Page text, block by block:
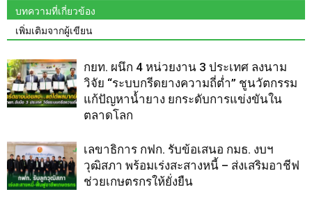
บทความที่เกี่ยวข้อง
เพิ่มเติมจากผู้เขียน
กยท. ผนึก 4 หน่วยงาน 3 ประเทศ ลงนาม
วิจัย “ระบบกรีดยางความถี่ต่ำ” ชูนวัตกรรม
แก้ปัญหาน้ำยาง ยกระดับการแข่งขันใน
ตลาดโลก
เลขาธิการ กฟก. รับข้อเสนอ กมธ. งบฯ
วุฒิสภา พร้อมเร่งสะสางหนี้ – ส่งเสริมอาชีฟ
ช่วยเกษตรกรให้ยั่งยืน